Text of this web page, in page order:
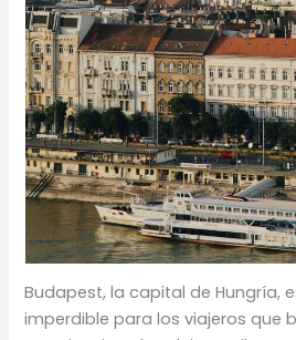
Budapest, la capital de Hungría,
imperdible para los viajeros que